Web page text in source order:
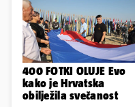
400 FOTKI OLUJE Evo
kako je Hrvatska
obilježila svečanost